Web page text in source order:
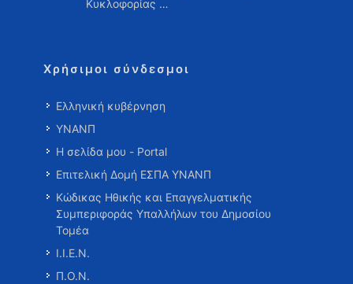
Κυκλοφορίας …
Χρήσιμοι σύνδεσμοι
Ελληνική κυβέρνηση
ΥΝΑΝΠ
Η σελίδα μου - Portal
Επιτελική Δομή ΕΣΠΑ ΥΝΑΝΠ
Κώδικας Ηθικής και Επαγγελματικής
Συμπεριφοράς Υπαλλήλων του Δημοσίου
Τομέα
Ι.Ι.Ε.Ν.
Π.Ο.Ν.